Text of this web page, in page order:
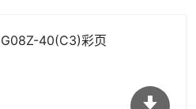
40(C3)彩页